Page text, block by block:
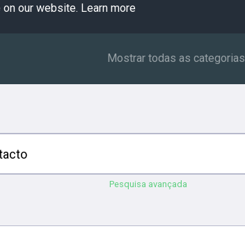
our website. Learn more
Mostrar todas as categorias
Pesquisa avançada